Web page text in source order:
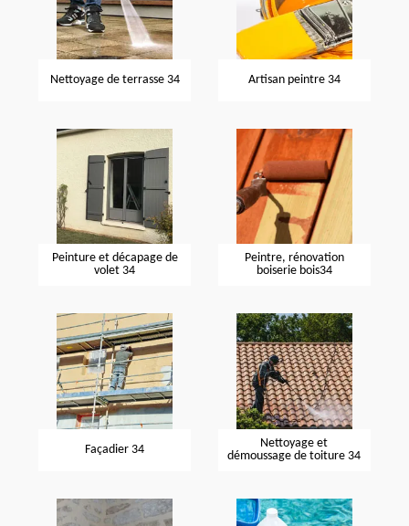
Nettoyage de terrasse 34 Artisan peintre 34
Peinture et décapage de
volet 34
Peintre, rénovation
boiserie bois34
Façadier 34
Nettoyage et
démoussage de toiture 34